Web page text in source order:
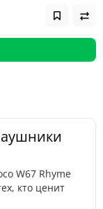
W67 Rhyme
кто ценит